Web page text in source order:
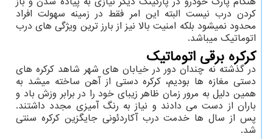
کردن درب نیست البته این امر فقط در زمینه سهولت افراد
محدود نمیشود بلکه امنیت بالا نیز از بارز ترین ویژگی های درب
اتوماتیک میباشد.
کرکره برقی اتوماتیک
در گذشته نه چندان دور در خیابان های شهر شاهد کرکره های
دستی مغازه ها بودیم، کرکره دستی از آهن ساخته میشد به
همین دلیل به مرور زمان ظاهر زیبای خود را در برابر وزش باد و
باران از دست می دادند و نیاز به رنگ آمیزی مجدد داشتند.
پس از سال ها خدمت درب آکاردئونی جایگزین کرکره سنتی
شد.